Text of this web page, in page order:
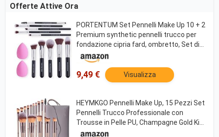
Offerte Attive Ora
PORTENTUM Set Pennelli Make Up 10 + 2
Premium synthetic pennelli trucco per
fondazione cipria fard, ombretto, Set di
pennelli make up, kit con spugnetta e
Blender Beauty
9,49 € Visualizza
HEYMKGO Pennelli Make Up, 15 Pezzi Set
Pennelli Trucco Professionale con
Trousse in Pelle PU, Champagne Gold Kit
Pennello Trucco Occhi Makeup Brushes